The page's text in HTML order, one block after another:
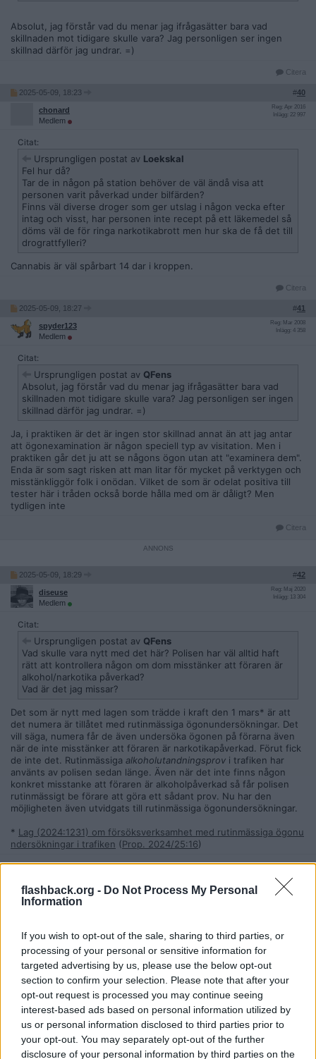
flashback.org - Do Not Process My Personal
Information
If you wish to opt-out of the sale, sharing to third parties, or
processing of your personal or sensitive information for
targeted advertising by us, please use the below opt-out
section to confirm your selection. Please note that after your
opt-out request is processed you may continue seeing
interest-based ads based on personal information utilized by
us or personal information disclosed to third parties prior to
your opt-out. You may separately opt-out of the further
disclosure of your personal information by third parties on the
Absolut, jag förstår vad du menar jag ifrågasätter bara vad
skillnaden mot tidigare skulle vara? Jag personligen ser ingen
skillnad därför jag undrar. =)
Citera
2025-05-09, 18:23 #40
chonard
Medlem
Reg: Apr 2016
Inlägg: 22 997
Citat:
Ursprungligen postat av Loekskal
Fel hur då?
Tar de in någon på station behöver de väl ändå visa att
personen varit påverkad under bilfärden?
Finns väl diverse droger som ger utslag i någon vecka efter
intag och visst, har personen inte recept på ett läkemedel så
döms väl de för ringa narkotikabrott men hur ska de få det till
drograttfylleri?
Cannabis är väl spårbart 14 dar i kroppen.
Citera
2025-05-09, 18:27 #41
spyder123
Medlem
Reg: Mar 2008
Inlägg: 4 358
Citat:
Ursprungligen postat av QFens
Absolut, jag förstår vad du menar jag ifrågasätter bara vad
skillnaden mot tidigare skulle vara? Jag personligen ser ingen
skillnad därför jag undrar. =)
Ja, i praktiken är det är ingen stor skillnad annat än att jag antar
att ögonexamination är någon speciell typ av visitation. Men i
praktiken går det ju att se någons ögon utan att "examinera dem".
Enda är som sagt risken att man litar för mycket på verktygen och
misstänkliggör folk i onödan. Vilket de som är odelat positiva till
tester här i tråden också borde hålla med om är dåligt? Men
tydligen inte
Citera
2025-05-09, 18:29 #42
diseuse
Medlem
Reg: Maj 2020
Inlägg: 13 304
Citat:
Ursprungligen postat av QFens
Vad skulle vara nytt med det här? Polisen har väl alltid haft
rätt att kontrollera någon om dom misstänker att föraren är
alkohol/narkotika påverkad?
Vad är det jag missar?
Det som är nytt med lagen som trädde i kraft den 1 mars* är att
det numera är tillåtet med rutinmässiga ögonundersökningar. Det
vill säga, numera får de även undersöka ögonen på förarna även
när de inte misstänker att föraren är narkotikapåverkad. Förut fick
de inte det. Rutinmässiga alkoholutandningsprov i trafiken har
använts av polisen sedan länge. Även när det inte finns någon
konkret misstanke att föraren är alkoholpåverkad så får polisen
rutinmässigt be förare att göra ett sådant prov. Nu har den
möjligheten även utvidgats till rutinmässiga ögonundersökningar.
* Lag (2024:1231) om försöksverksamhet med rutinmässiga ögonu
ndersökningar i trafiken (Prop. 2024/25:16)
Citera
2025-05-09, 18:33
Loekskal
Citat:
Ursprungligen postat avchonard
Cannabis är väl spårbart 14 dar i kroppen.
Ja, men var personen då påverkad under bilfärden eller rökte han
för tre dagar sedan.
För övrigt har väl redan polisen fått göra detta men det har nu
utökats även till trafikpoliser, typ?
Så är väl ingen skillnad egentligen förutom att det kommer ge